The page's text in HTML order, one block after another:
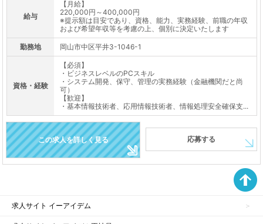
給与
【月給】
220,000円～400,000円
※提示額は目安であり、資格、能力、実務経験、前職の年収
および希望年収等を考慮の上、個別に決定いたします
勤務地 岡山市中区平井3-1046-1
資格・経験
【必須】
・ビジネスレベルのPCスキル
・システム開発、保守、管理の実務経験（金融機関だと尚
可）
【歓迎】
・基本情報技術者、応用情報技術者、情報処理安全確保支...
この求人を詳しく見る 応募する
求人サイト イーアイデム